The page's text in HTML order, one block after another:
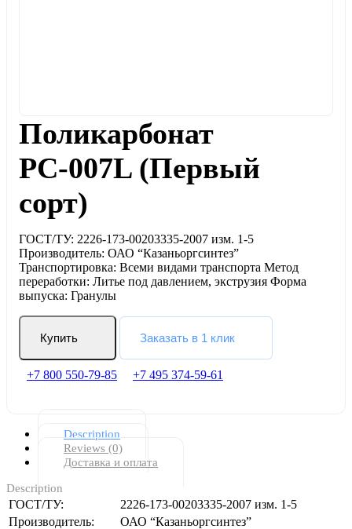
Поликарбонат
РС-007L (Первый
сорт)
ГОСТ/ТУ: 2226-173-00203335-2007 изм. 1-5
Производитель: ОАО “Казаньоргсинтез”
Транспортировка: Всеми видами транспорта Метод
переработки: Литье под давлением, экструзия Форма
выпуска: Гранулы
Купить Заказать в 1 клик
+7 800 550-79-85 +7 495 374-59-61
Description
Reviews (0)
Доставка и оплата
Description
ГОСТ/ТУ:
2226-173-00203335-2007 изм. 1-5
Производитель:
ОАО “Казаньоргсинтез”